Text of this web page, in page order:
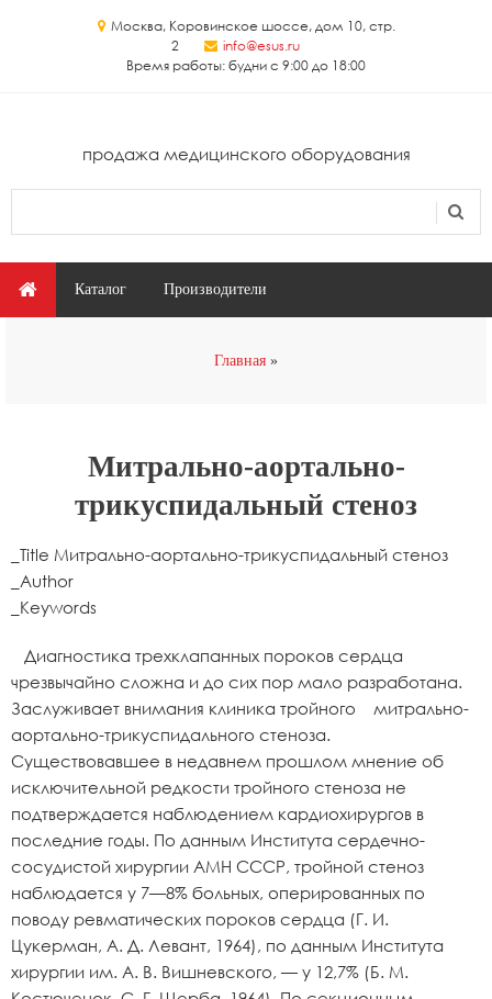
Москва, Коровинское шоссе, дом 10, стр.
2
info@esus.ru
Время работы: будни с 9:00 до 18:00
продажа медицинского оборудования
Главное меню
Каталог Производители
Главная
Митрально-аортально-
трикуспидальный стеноз
_Title Митрально-аортально-трикуспидальный стеноз
_Author
_Keywords
Диагностика трехклапанных пороков сердца
чрезвычайно сложна и до сих пор мало разработана.
Заслуживает внимания клиника тройного митрально-
аортально-трикуспидального стеноза.
Существовавшее в недавнем прошлом мнение об
исключительной редкости тройного стеноза не
подтверждается наблюдением кардиохирургов в
последние годы. По данным Института сердечно-
сосудистой хирургии АМН СССР, тройной стеноз
наблюдается у 7—8% больных, оперированных по
поводу ревматических пороков сердца (Г. И.
Цукерман, А. Д. Левант, 1964), по данным Института
хирургии им. А. В. Вишневского, — у 12,7% (Б. М.